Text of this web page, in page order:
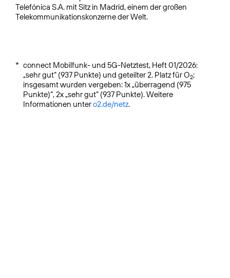
Telefónica S.A. mit Sitz in Madrid, einem der großen
Telekommunikationskonzerne der Welt.
* connect Mobilfunk- und 5G-Netztest, Heft 01/2026:
„sehr gut“ (937 Punkte) und geteilter 2. Platz für O2;
insgesamt wurden vergeben: 1x „überragend (975
Punkte)“, 2x „sehr gut“ (937 Punkte). Weitere
Informationen untero2.de/netz.